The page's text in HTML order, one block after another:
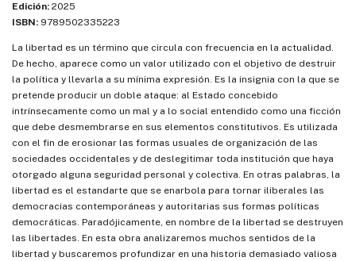
Edición: 2025
ISBN: 9789502335223
La libertad es un término que circula con frecuencia en la actualidad.
De hecho, aparece como un valor utilizado con el objetivo de destruir
la política y llevarla a su mínima expresión. Es la insignia con la que se
pretende producir un doble ataque: al Estado concebido
intrínsecamente como un mal y a lo social entendido como una ficción
que debe desmembrarse en sus elementos constitutivos. Es utilizada
con el fin de erosionar las formas usuales de organización de las
sociedades occidentales y de deslegitimar toda institución que haya
otorgado alguna seguridad personal y colectiva. En otras palabras, la
libertad es el estandarte que se enarbola para tornar iliberales las
democracias contemporáneas y autoritarias sus formas políticas
democráticas. Paradójicamente, en nombre de la libertad se destruyen
las libertades. En esta obra analizaremos muchos sentidos de la
libertad y buscaremos profundizar en una historia demasiado valiosa